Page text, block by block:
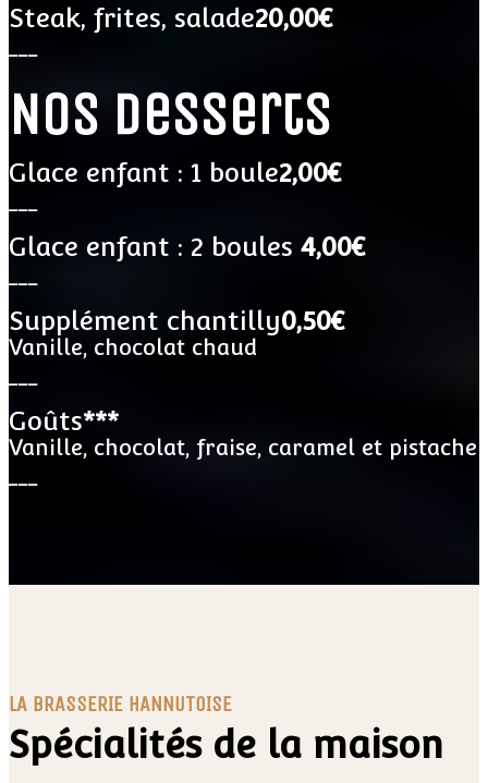
Steak, frites, salade20,00€
Nos desserts
Glace enfant : 1 boule2,00€
Glace enfant : 2 boules 4,00€
Supplément chantilly0,50€
Vanille, chocolat chaud
Goûts***
Vanille, chocolat, fraise, caramel et pistache
LA BRASSERIE HANNUTOISE
Spécialités de la maison